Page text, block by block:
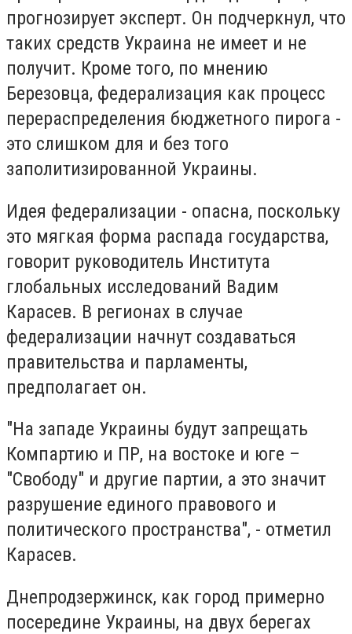
прогнозирует эксперт. Он подчеркнул, что
таких средств Украина не имеет и не
получит. Кроме того, по мнению
Березовца, федерализация как процесс
перераспределения бюджетного пирога -
это слишком для и без того
заполитизированной Украины.
Идея федерализации - опасна, поскольку
это мягкая форма распада государства,
говорит руководитель Института
глобальных исследований Вадим
Карасев. В регионах в случае
федерализации начнут создаваться
правительства и парламенты,
предполагает он.
"На западе Украины будут запрещать
Компартию и ПР, на востоке и юге –
"Свободу" и другие партии, а это значит
разрушение единого правового и
политического пространства", - отметил
Карасев.
Днепродзержинск, как город примерно
посередине Украины, на двух берегах